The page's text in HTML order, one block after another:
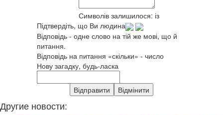
Символів залишилося: із
Підтвердіть, що Ви людина
Відповідь - одне слово на тій же мові, що й
питання.
Відповідь на питання «скільки» - число
Нову загадку, будь-ласка
Другие новости: